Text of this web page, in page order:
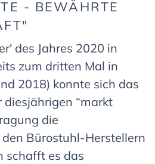
- BEWÄHRTE
des Jahres 2020 in
zum dritten Mal in
2018) konnte sich das
diesjährigen “markt
die
Bürostuhl-Herstellern
schafft es das